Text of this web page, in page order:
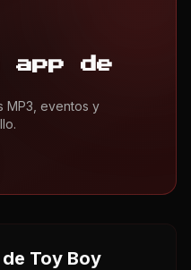
app de
MP3, eventos y
de Toy Boy